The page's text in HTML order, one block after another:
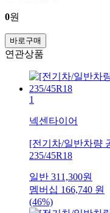
0원
바로구매
연관상품
1
넥센타이어
[전기차/일반차량
235/45R18
일반 311,300원
멤버십 166,740 원
(46%)